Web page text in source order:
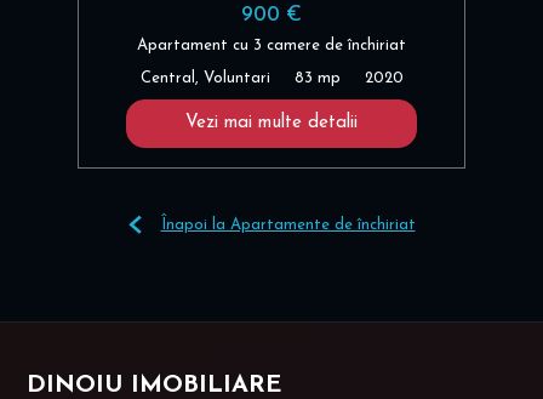
900 €
Apartament cu 3 camere de închiriat
Central, Voluntari 83 mp 2020
Vezi mai multe detalii
Înapoi la Apartamente de închiriat
DINOIU IMOBILIARE